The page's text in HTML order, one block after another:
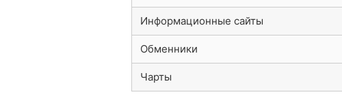
Информационные сайты
Обменники
Чарты